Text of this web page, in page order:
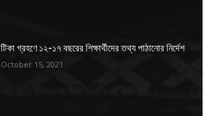
টিকা গ্রহণে ১২-১৭ বছরের শিক্ষার্থীদের তথ্য পাঠানোর নির্দেশ
October 15, 2021